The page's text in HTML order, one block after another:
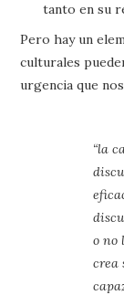
tanto en su
Pero hay un
culturales
urgencia que
“la
o no
crea